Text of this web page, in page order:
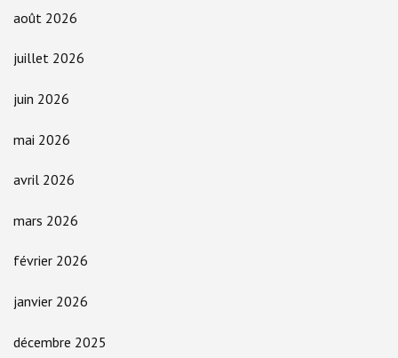
août 2026
juillet 2026
juin 2026
mai 2026
avril 2026
mars 2026
février 2026
janvier 2026
décembre 2025